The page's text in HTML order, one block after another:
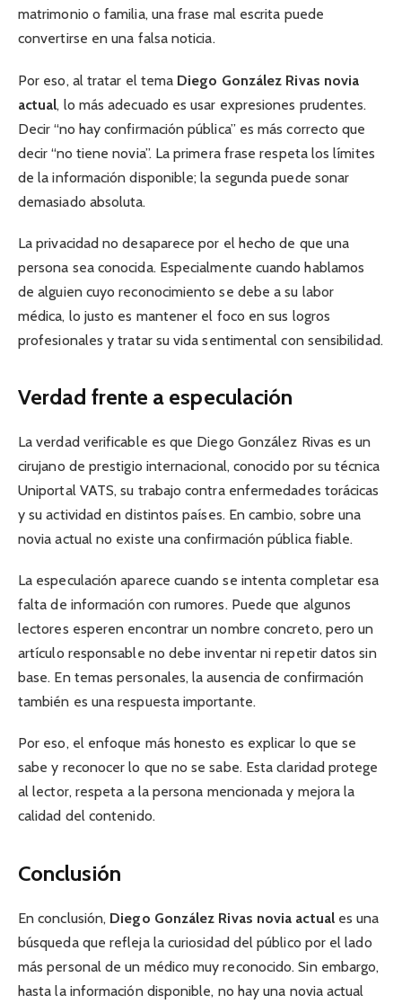
matrimonio o familia, una frase mal escrita puede
convertirse en una falsa noticia.
Por eso, al tratar el tema Diego González Rivas novia
actual, lo más adecuado es usar expresiones prudentes.
Decir “no hay confirmación pública” es más correcto que
decir “no tiene novia”. La primera frase respeta los límites
de la información disponible; la segunda puede sonar
demasiado absoluta.
La privacidad no desaparece por el hecho de que una
persona sea conocida. Especialmente cuando hablamos
de alguien cuyo reconocimiento se debe a su labor
médica, lo justo es mantener el foco en sus logros
profesionales y tratar su vida sentimental con sensibilidad.
Verdad frente a especulación
La verdad verificable es que Diego González Rivas es un
cirujano de prestigio internacional, conocido por su técnica
Uniportal VATS, su trabajo contra enfermedades torácicas
y su actividad en distintos países. En cambio, sobre una
novia actual no existe una confirmación pública fiable.
La especulación aparece cuando se intenta completar esa
falta de información con rumores. Puede que algunos
lectores esperen encontrar un nombre concreto, pero un
artículo responsable no debe inventar ni repetir datos sin
base. En temas personales, la ausencia de confirmación
también es una respuesta importante.
Por eso, el enfoque más honesto es explicar lo que se
sabe y reconocer lo que no se sabe. Esta claridad protege
al lector, respeta a la persona mencionada y mejora la
calidad del contenido.
Conclusión
En conclusión, Diego González Rivas novia actuales una
búsqueda que refleja la curiosidad del público por el lado
más personal de un médico muy reconocido. Sin embargo,
hasta la información disponible, no hay una novia actual